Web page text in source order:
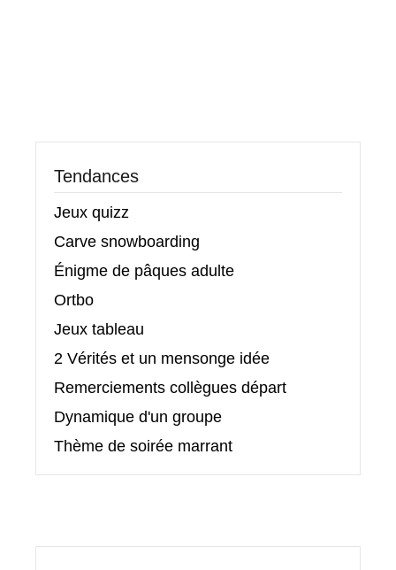
Tendances
Jeux quizz
Carve snowboarding
Énigme de pâques adulte
Ortbo
Jeux tableau
2 Vérités et un mensonge idée
Remerciements collègues départ
Dynamique d'un groupe
Thème de soirée marrant